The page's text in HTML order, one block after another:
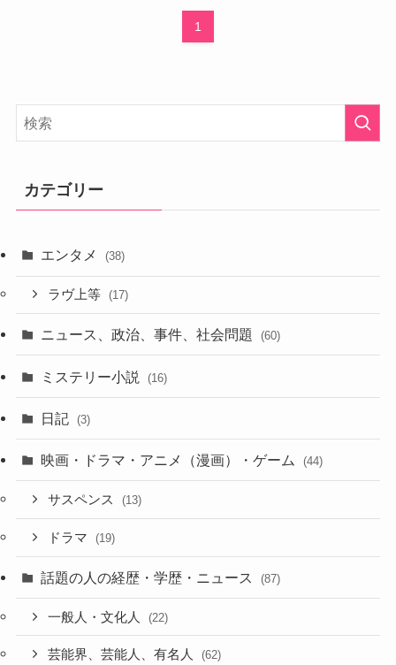
1
カテゴリー
エンタメ (38)
ラヴ上等 (17)
ニュース、政治、事件、社会問題 (60)
ミステリー小説 (16)
日記 (3)
映画・ドラマ・アニメ（漫画）・ゲーム (44)
サスペンス (13)
ドラマ (19)
話題の人の経歴・学歴・ニュース (87)
一般人・文化人 (22)
芸能界、芸能人、有名人 (62)